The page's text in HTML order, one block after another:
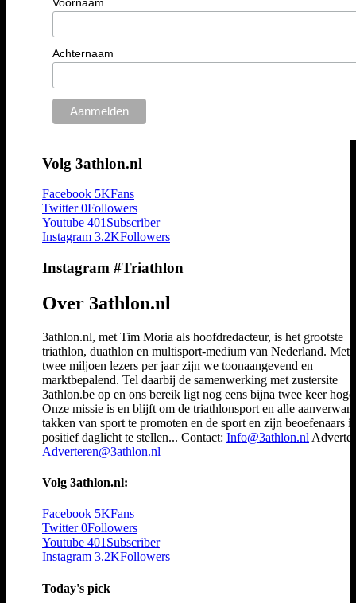
Achternaam
Volg 3athlon.nl
Facebook 5KFans
Twitter 0Followers
Youtube 401 Subscriber
Instagram 3.2KFollowers
Instagram #Triathlon
Over 3athlon.nl
3athlon.nl, met Tim Moria als hoofdredacteur, is het grootste
triathlon, duathlon en multisport-medium van Nederland. Met
twee miljoen lezers per jaar zijn we toonaangevend en
marktbepalend. Tel daarbij de samenwerking met zustersite
3athlon.be op en ons bereik ligt nog eens bijna twee keer
Onze missie is en blijft om de triathlonsport en alle
takken van sport te promoten en de sport en zijn beoefenaars
positief daglicht te stellen... Contact: Info@3athlon.nl
Adverteren@3athlon.nl
Volg 3athlon.nl:
Facebook 5KFans
Twitter 0Followers
Youtube 401Subscriber
Instagram 3.2KFollowers
Today's pick